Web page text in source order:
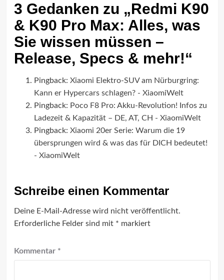
3 Gedanken zu „Redmi K90
& K90 Pro Max: Alles, was
Sie wissen müssen –
Release, Specs & mehr!“
Pingback: Xiaomi Elektro-SUV am Nürburgring:
Kann er Hypercars schlagen? - XiaomiWelt
Pingback: Poco F8 Pro: Akku-Revolution! Infos zu
Ladezeit & Kapazität – DE, AT, CH - XiaomiWelt
Pingback: Xiaomi 20er Serie: Warum die 19
übersprungen wird & was das für DICH bedeutet!
- XiaomiWelt
Schreibe einen Kommentar
Deine E-Mail-Adresse wird nicht veröffentlicht.
Erforderliche Felder sind mit * markiert
Kommentar *